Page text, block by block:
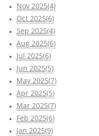
Nov 2025(4)
Oct 2025(6)
Sep 2025(4)
Aug 2025(6)
Jul 2025(6)
Jun 2025(5)
May 2025(7)
Apr 2025(5)
Mar 2025(7)
Feb 2025(6)
Jan 2025(9)